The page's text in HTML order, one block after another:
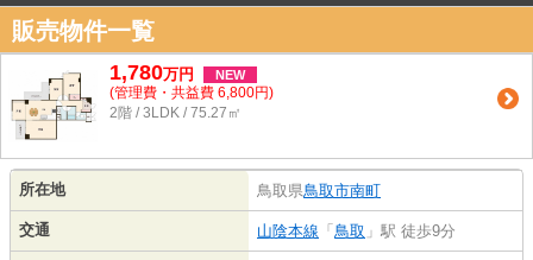
販売物件一覧
1,780万円 NEW
(管理費・共益費 6,800円)
2階 / 3LDK / 75.27㎡
所在地 鳥取県鳥取市南町
交通 山陰本線 「 鳥取 」駅 徒歩9分